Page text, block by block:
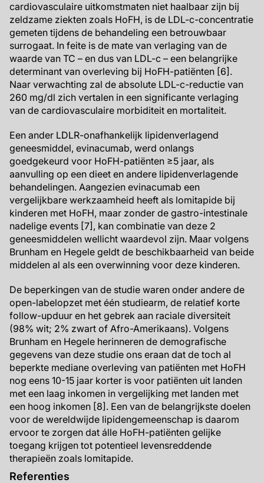
cardiovasculaire uitkomstmaten niet haalbaar zijn bij
zeldzame ziekten zoals HoFH, is de LDL-c-concentratie
gemeten tijdens de behandeling een betrouwbaar
surrogaat. In feite is de mate van verlaging van de
waarde van TC – en dus van LDL-c – een belangrijke
determinant van overleving bij HoFH-patiënten [6].
Naar verwachting zal de absolute LDL-c-reductie van
260 mg/dl zich vertalen in een significante verlaging
van de cardiovasculaire morbiditeit en mortaliteit.
Een ander LDLR-onafhankelijk lipidenverlagend
geneesmiddel, evinacumab, werd onlangs
goedgekeurd voor HoFH-patiënten ≥5 jaar, als
aanvulling op een dieet en andere lipidenverlagende
behandelingen. Aangezien evinacumab een
vergelijkbare werkzaamheid heeft als lomitapide bij
kinderen met HoFH, maar zonder de gastro-intestinale
nadelige events [7], kan combinatie van deze 2
geneesmiddelen wellicht waardevol zijn. Maar volgens
Brunham en Hegele geldt de beschikbaarheid van beide
middelen al als een overwinning voor deze kinderen.
De beperkingen van de studie waren onder andere de
open-labelopzet met één studiearm, de relatief korte
follow-upduur en het gebrek aan raciale diversiteit
(98% wit; 2% zwart of Afro-Amerikaans). Volgens
Brunham en Hegele herinneren de demografische
gegevens van deze studie ons eraan dat de toch al
beperkte mediane overleving van patiënten met HoFH
nog eens 10-15 jaar korter is voor patiënten uit landen
met een laag inkomen in vergelijking met landen met
een hoog inkomen [8]. Een van de belangrijkste doelen
voor de wereldwijde lipidengemeenschap is daarom
ervoor te zorgen dat álle HoFH-patiënten gelijke
toegang krijgen tot potentieel levensreddende
therapieën zoals lomitapide.
Referenties